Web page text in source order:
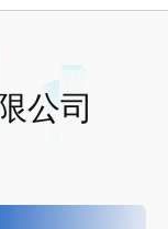
公司